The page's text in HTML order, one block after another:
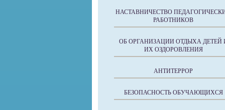
НАСТАВНИЧЕСТВО
РАБОТНИКОВ
ОБ ОРГАНИЗАЦИИ ОТДЫХА ДЕТЕЙ
ИХ ОЗДОРОВЛЕНИЯ
АНТИТЕРРОР
БЕЗОПАСНОСТЬ ОБУЧАЮЩИХСЯ